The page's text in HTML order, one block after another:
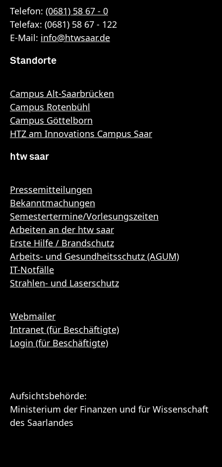
Telefon: (0681) 58 67 - 0
Telefax: (0681) 58 67 - 122
E-Mail: info@htwsaar.de
Standorte
Campus Alt-Saarbrücken
Campus Rotenbühl
Campus Göttelborn
HTZ am Innovations Campus Saar
htw saar
Pressemitteilungen
Bekanntmachungen
Semestertermine/Vorlesungszeiten
Arbeiten an der htw saar
Erste Hilfe / Brandschutz
Arbeits- und Gesundheitsschutz (AGUM)
IT-Notfälle
Strahlen- und Laserschutz
Webmailer
Intranet (für Beschäftigte)
Login (für Beschäftigte)
Aufsichtsbehörde:
Ministerium der Finanzen und für Wissenschaft
des Saarlandes